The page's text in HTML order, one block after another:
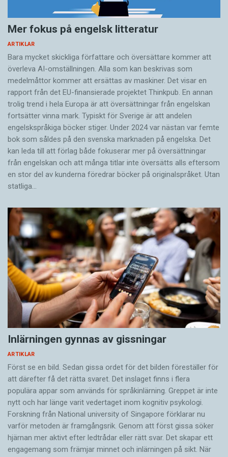
Men ibland är det tvärtom, patienten föredrar
en man: att det kommer en manlig tolk är
viktigt, eftersom det signalerar att ärendet tas
på allvar.
– Fördelarna med att använda tolk är att
kommunikationen blir saklig och koncentrerad.
Men förtroendet måste finnas där, mellan tolk
och patient å ena sidan, och mellan tolk och
läkare å den andra.
– Som läkare känner man när det inte blir bra.
att patienten inte förstår nu. Kan vi ta det en
gång till?” Tolkar har varierande grad av
medkänsla och kompetens för uppgiften.
Och det händer att han får ge upp.
Kommunikationen har brutit samman och man
får försöka med en annan tolk. Enligt Lars-Olof
Larsson har tolkuppdrag inom sjukvården inte
så hög status, och det gör att de duktigaste
tolkarna ibland väljer bort vårduppdragen.
När primärvården inte fungerar på grund av
kommunikationsproblem blir resultatet att
patienterna hamnar i akutsjukvården i stället.
Vilket blir dyrare och ofta sämre för patienten,
med till exempel långa väntetider.
Mer fokus på engelsk litteratur
ARTIKLAR
Bara mycket skickliga författare och översättare ­kommer att
överleva AI-omställningen. Alla som kan beskrivas som
medelmåttor kommer att ersättas av maskiner. Det visar en
rapport från det EU-finansierade projektet Thinkpub. En annan
trolig trend i hela Europa är att översättningar från engelskan
fortsätter vinna mark. Typiskt för Sverige är att andelen
engelskspråkiga böcker stiger. Under 2024 var nästan var femte
bok som såldes på den svenska marknaden på engelska. Det
kan leda till att förlag både fokuserar mer på översättningar
från engelskan och att många titlar inte översätts alls eftersom
en stor del av kunderna föredrar böcker på originalspråket. Utan
statliga…
Inlärningen gynnas av gissningar
ARTIKLAR
Först se en bild. Sedan gissa ordet för det bilden föreställer för
att därefter få det rätta svaret. Det inslaget finns i flera
populära appar som används för språkinlärning. Greppet är inte
nytt och har länge varit vedertaget inom kognitiv psykologi.
Forskning från National university of Singa­pore förklarar nu
varför metoden är framgångsrik. Genom att först gissa ­söker
hjärnan mer aktivt ­efter ledtrådar eller rätt svar. Det skapar ett
engagemang som främjar minnet och inlärningen på sikt. När